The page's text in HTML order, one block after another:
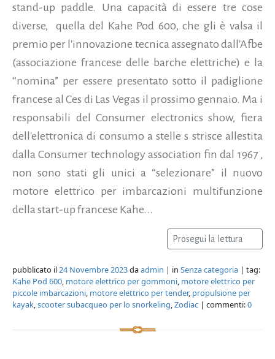
stand-up paddle. Una capacità di essere tre cose
diverse, quella del Kahe Pod 600, che gli è valsa il
premio per l'innovazione tecnica assegnato dall'Afbe
(associazione francese delle barche elettriche) e la
“nomina” per essere presentato sotto il padiglione
francese al Ces di Las Vegas il prossimo gennaio. Ma i
responsabili del Consumer electronics show, fiera
dell'elettronica di consumo a stelle s strisce allestita
dalla Consumer technology association fin dal 1967 ,
non sono stati gli unici a “selezionare” il nuovo
motore elettrico per imbarcazioni multifunzione
della start-up francese Kahe...
Prosegui la lettura
pubblicato il24 Novembre 2023daadmin | in Senza categoria | tag:
Kahe Pod 600, motore elettrico per gommoni, motore elettrico per
piccole imbarcazioni, motore elettrico per tender, propulsione per
kayak,scooter subacqueo per lo snorkeling,Zodiac | commenti:0